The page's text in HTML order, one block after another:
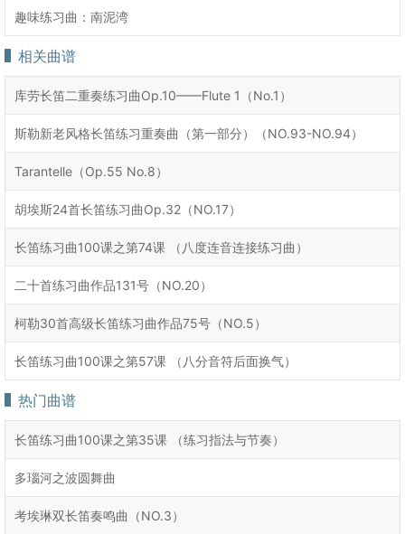
趣味练习曲：南泥湾
相关曲谱
库劳长笛二重奏练习曲Op.10——Flute 1（No.1）
斯勒新老风格长笛练习重奏曲（第一部分）（NO.93-NO.94）
Tarantelle（Op.55 No.8）
胡埃斯24首长笛练习曲Op.32（NO.17）
长笛练习曲100课之第74课 （八度连音连接练习曲）
二十首练习曲作品131号（NO.20）
柯勒30首高级长笛练习曲作品75号（NO.5）
长笛练习曲100课之第57课 （八分音符后面换气）
热门曲谱
长笛练习曲100课之第35课 （练习指法与节奏）
多瑙河之波圆舞曲
考埃琳双长笛奏鸣曲（NO.3）